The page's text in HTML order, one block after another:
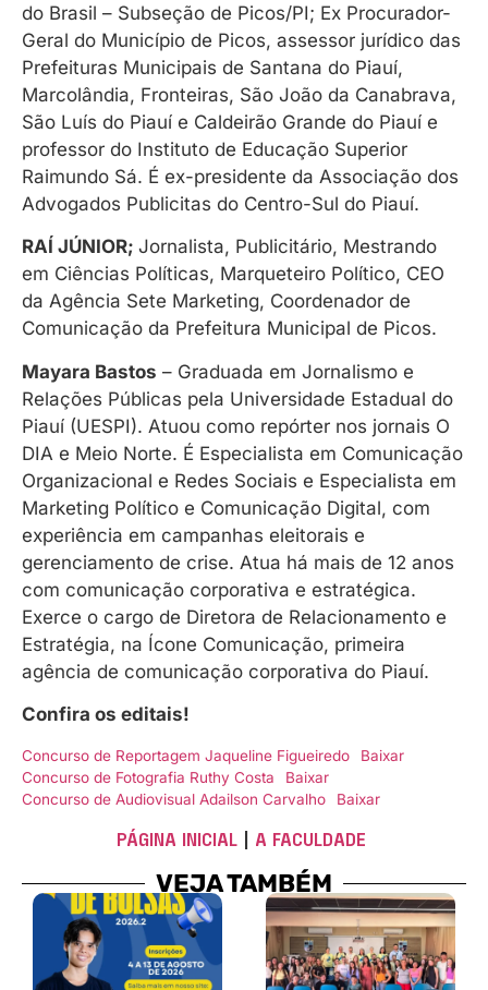
do Brasil – Subseção de Picos/PI; Ex Procurador-
Geral do Município de Picos, assessor jurídico das
Prefeituras Municipais de Santana do Piauí,
Marcolândia, Fronteiras, São João da Canabrava,
São Luís do Piauí e Caldeirão Grande do Piauí e
professor do Instituto de Educação Superior
Raimundo Sá. É ex-presidente da Associação dos
Advogados Publicitas do Centro-Sul do Piauí.
RAÍ JÚNIOR; Jornalista, Publicitário, Mestrando
em Ciências Políticas, Marqueteiro Político, CEO
da Agência Sete Marketing, Coordenador de
Comunicação da Prefeitura Municipal de Picos.
Mayara Bastos – Graduada em Jornalismo e
Relações Públicas pela Universidade Estadual do
Piauí (UESPI). Atuou como repórter nos jornais O
DIA e Meio Norte. É Especialista em Comunicação
Organizacional e Redes Sociais e Especialista em
Marketing Político e Comunicação Digital, com
experiência em campanhas eleitorais e
gerenciamento de crise. Atua há mais de 12 anos
com comunicação corporativa e estratégica.
Exerce o cargo de Diretora de Relacionamento e
Estratégia, na Ícone Comunicação, primeira
agência de comunicação corporativa do Piauí.
Confira os editais!
Concurso de Reportagem Jaqueline Figueiredo
Baixar
Concurso de Fotografia Ruthy Costa
Baixar
Concurso de Audiovisual Adailson Carvalho
Baixar
PÁGINA INICIAL A FACULDADE
VEJA TAMBÉM